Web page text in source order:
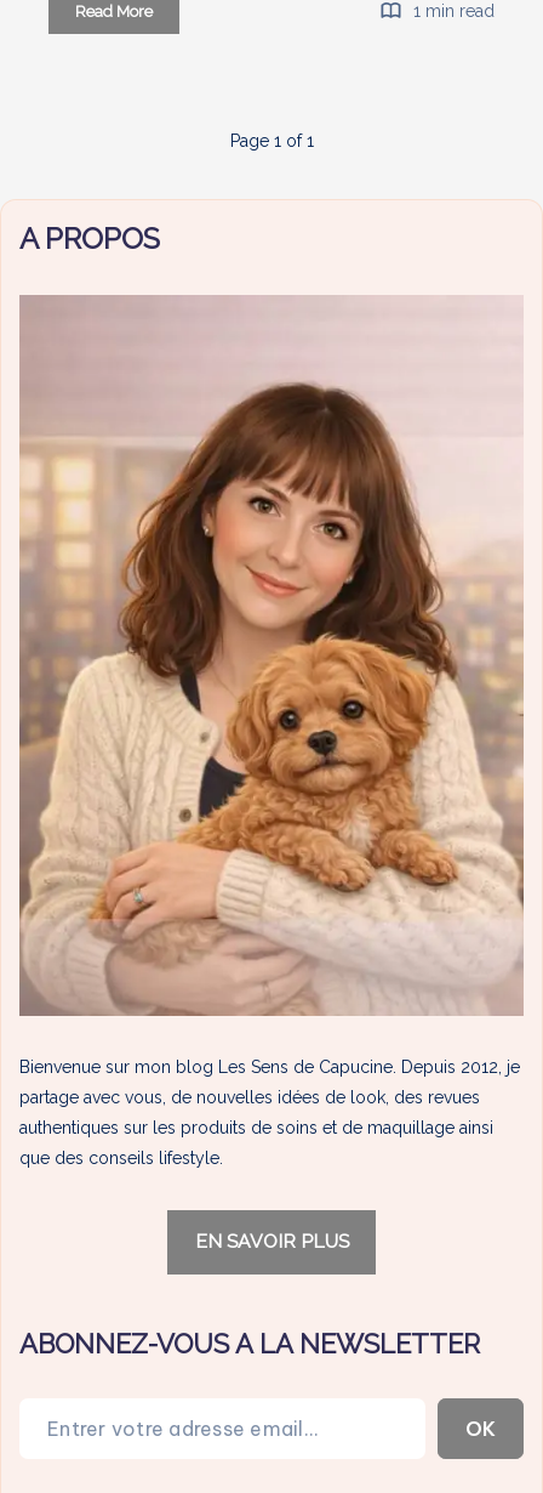
Read MoreAlerte
soldes
Showroom
[réactu
1 min read
Page 1 of 1
A PROPOS
Bienvenue sur mon blog Les Sens de Capucine. Depuis 2012, je
partage avec vous, de nouvelles idées de look, des revues
authentiques sur les produits de soins et de maquillage ainsi
que des conseils lifestyle.
EN SAVOIR PLUS
ABONNEZ-VOUS A LA NEWSLETTER
OK